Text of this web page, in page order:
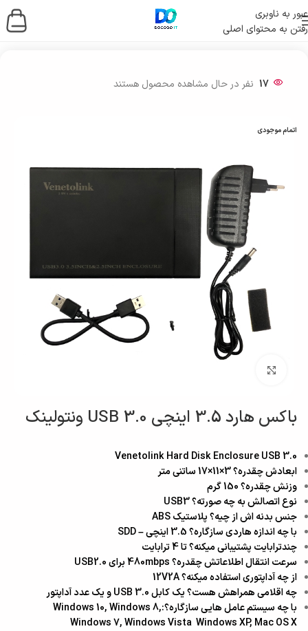
عبور به ناوبری
رفتن به محتوای اصلی
خانه/ لوازم جانبی کامپیوتر
17 نفر در حال مشاهده محصول هستند
اتمام موجودی
باکس هارد 3.5 اینچی USB 3.0 ونتولینک
Venetolink Hard Disk Enclosure USB 3.0
ابعادش چقدره؟ 3×11×17 ساتنی متر
وزنش چقدره؟ 150 گرم
نوع اتصالش به چه صورته؟ USB3
جنس بدنه اش از چیه؟ پلاستیک ABS
با چه اندازه هاردی سازگاره؟ 3.5 اینچی – SDD
چندترابایت پشتیبانی میکنه؟ تا 4 ترابایت
سرعت انتقال اطلاعاتش چقدره؟ 480mbps برای USB2.0
از چه آداپتوری استفاده میکنه؟ 12V2A
چه اقلامی همراهش هست؟ یک کابل USB 3.0 و یک عدد آداپتور
با چه سیستم عامل هایی سازگاره؟:Windows 10, Windows 8,
Windows 7, Windows Vista Windows XP, Mac OS X